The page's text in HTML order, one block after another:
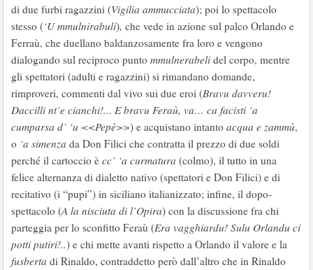
di due furbi ragazzini (Vigilia ammucciata); poi lo spettacolo
stesso (‘U mmulnirabuli), che vede in azione sul palco Orlando e
Ferraù, che duellano baldanzosamente fra loro e vengono
dialogando sul reciproco punto mmulnerabeli del corpo, mentre
gli spettatori (adulti e ragazzini) si rimandano domande,
rimproveri, commenti dal vivo sui due eroi (Bravu davveru!
Daccilli nt’e cianchi!... E bravu Feraù, va… ca facisti ‘a
cumparsa d’ ‘u <<Pepè>>) e acquistano intanto acqua e zammù,
o ‘a simenza da Don Filici che contratta il prezzo di due soldi
perché il cartoccio è cc’ ‘a curmatura (colmo), il tutto in una
felice alternanza di dialetto nativo (spettatori e Don Filici) e di
recitativo (i “pupi”) in siciliano italianizzato; infine, il dopo-
spettacolo (A la nisciuta di l’Opira) con la discussione fra chi
parteggia per lo sconfitto Feraù (Era vagghiardu! Sulu Orlandu ci
potti putiri!..) e chi mette avanti rispetto a Orlando il valore e la
fusberta di Rinaldo, contraddetto però dall’altro che in Rinaldo